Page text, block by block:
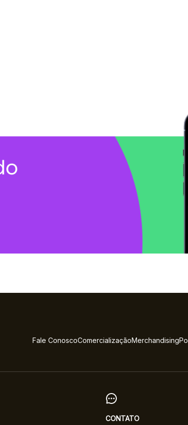
Fale ConoscoComercializaçãoMerchandising
CONTATO